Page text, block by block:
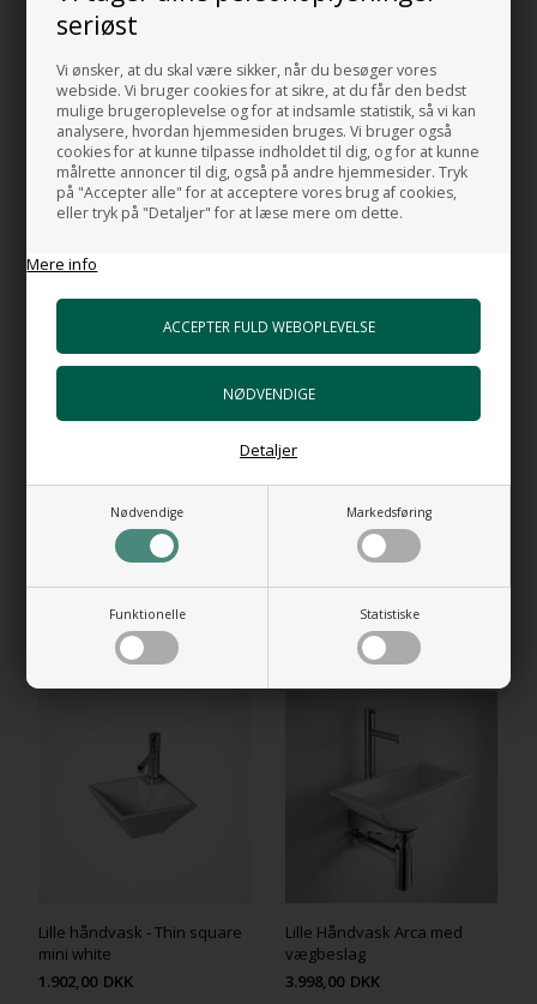
seriøst
Vi ønsker, at du skal være sikker, når du besøger vores
webside. Vi bruger cookies for at sikre, at du får den bedst
mulige brugeroplevelse og for at indsamle statistik, så vi kan
analysere, hvordan hjemmesiden bruges. Vi bruger også
cookies for at kunne tilpasse indholdet til dig, og for at kunne
målrette annoncer til dig, også på andre hjemmesider. Tryk
på "Accepter alle" for at acceptere vores brug af cookies,
eller tryk på "Detaljer" for at læse mere om dette.
Mere info
Nødvendige Markedsføring
Funktionelle Statistiske
Detaljer
+86,00 DKK
Gå til varen
Super Flat Free flow - Bundventil håndvask
+399,00 DKK
Gå til varen
+399,00 DKK
Bundventil Push i forkromet messing
+489,00 DKK
+898,00 DKK
Gå til varen
RELATEREDE PRODUKTER
Lille håndvask - Thin square
mini white
1.902,00 DKK
Lille Håndvask Arca med
vægbeslag
3.998,00 DKK